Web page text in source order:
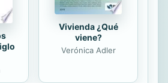
Vivienda ¿Qué
viene?
Verónica Adler